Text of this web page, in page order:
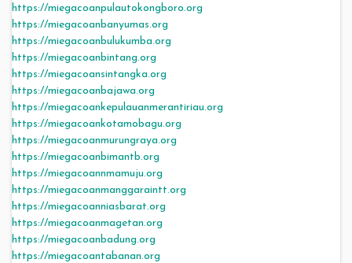
https://miegacoanpulautokongboro.org
https://miegacoanbanyumas.org
https://miegacoanbulukumba.org
https://miegacoanbintang.org
https://miegacoansintangka.org
https://miegacoanbajawa.org
https://miegacoankepulauanmerantiriau.org
https://miegacoankotamobagu.org
https://miegacoanmurungraya.org
https://miegacoanbimantb.org
https://miegacoannmamuju.org
https://miegacoanmanggaraintt.org
https://miegacoanniasbarat.org
https://miegacoanmagetan.org
https://miegacoanbadung.org
https://miegacoantabanan.org